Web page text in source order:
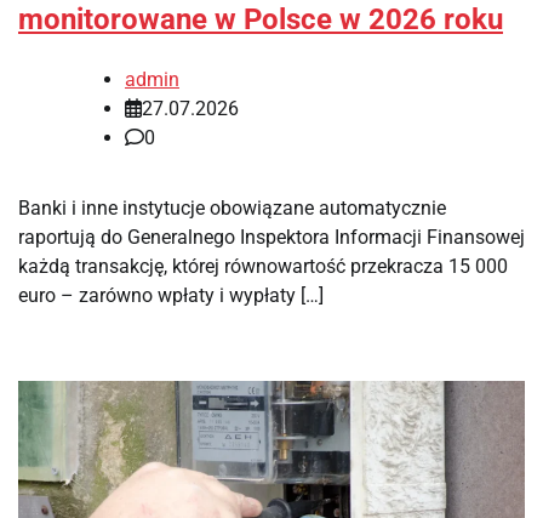
monitorowane w Polsce w 2026 roku
admin
27.07.2026
0
Banki i inne instytucje obowiązane automatycznie
raportują do Generalnego Inspektora Informacji Finansowej
każdą transakcję, której równowartość przekracza 15 000
euro – zarówno wpłaty i wypłaty […]